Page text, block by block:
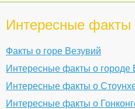
Интересные факты
Факты о горе Везувий
Интересные факты о городе
Интересные факты о
Интересные факты о